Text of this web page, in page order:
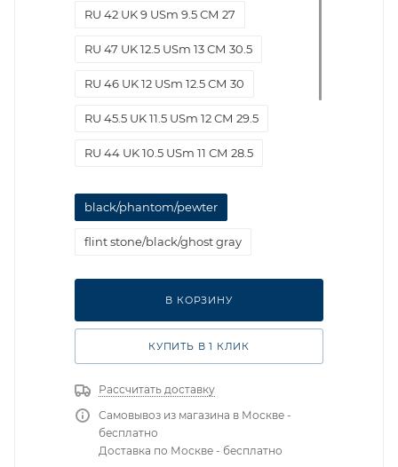
RU 42 UK 9 USm 9.5 СМ 27
RU 47 UK 12.5 USm 13 СМ 30.5
RU 46 UK 12 USm 12.5 СМ 30
RU 45.5 UK 11.5 USm 12 СМ 29.5
RU 44 UK 10.5 USm 11 СМ 28.5
RU 43.5 UK 10 USm 10.5 СМ 28
black/phantom/pewter
flint stone/black/ghost gray
В КОРЗИНУ
КУПИТЬ В 1 КЛИК
Рассчитать доставку
Самовывоз из магазина в Москве -
бесплатно
Доставка по Москве - бесплатно